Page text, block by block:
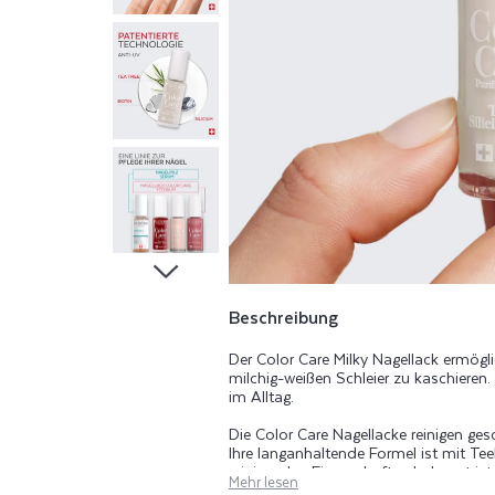
Beschreibung
Der Color Care Milky Nagellack
milchig-weißen Schleier zu
im Alltag.
Die Color Care Nagellacke reinigen
Ihre langanhaltende Formel ist mit
reinigenden Eigenschaften bekannt
Mehr lesen